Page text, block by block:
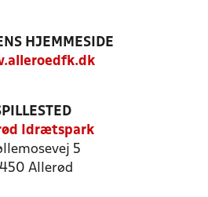
HJEMMESIDE
Idrætspark
5
Allerød